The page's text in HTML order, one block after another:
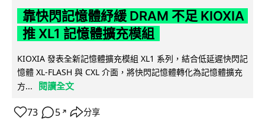
靠快閃記憶體紓緩 DRAM 不足 KIOXIA
推 XL1 記憶體擴充模組
KIOXIA 發表全新記憶體擴充模組 XL1 系列，結合低延遲快閃記
憶體 XL-FLASH 與 CXL 介面，將快閃記憶體轉化為記憶體擴充
方...
閱讀全文
73 5 ↗ 分享